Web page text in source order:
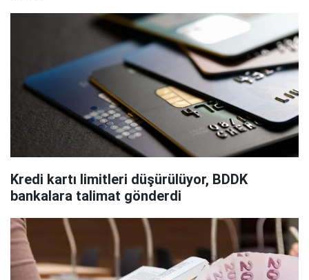
Kredi kartı limitleri düşürülüyor, BDDK
bankalara talimat gönderdi